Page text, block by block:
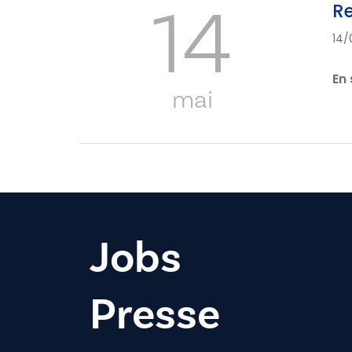
14
mai
14/
Jobs
Presse